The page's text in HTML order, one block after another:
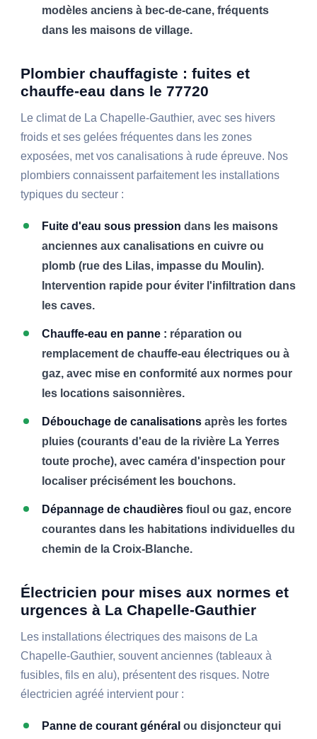
modèles anciens à bec-de-cane, fréquents
dans les maisons de village.
Plombier chauffagiste : fuites et
chauffe-eau dans le 77720
Le climat de La Chapelle-Gauthier, avec ses hivers
froids et ses gelées fréquentes dans les zones
exposées, met vos canalisations à rude épreuve. Nos
plombiers connaissent parfaitement les installations
typiques du secteur :
Fuite d'eau sous pression dans les maisons
anciennes aux canalisations en cuivre ou
plomb (rue des Lilas, impasse du Moulin).
Intervention rapide pour éviter l'infiltration dans
les caves.
Chauffe-eau en panne : réparation ou
remplacement de chauffe-eau électriques ou à
gaz, avec mise en conformité aux normes pour
les locations saisonnières.
Débouchage de canalisations après les fortes
pluies (courants d'eau de la rivière La Yerres
toute proche), avec caméra d'inspection pour
localiser précisément les bouchons.
Dépannage de chaudières fioul ou gaz, encore
courantes dans les habitations individuelles du
chemin de la Croix-Blanche.
Électricien pour mises aux normes et
urgences à La Chapelle-Gauthier
Les installations électriques des maisons de La
Chapelle-Gauthier, souvent anciennes (tableaux à
fusibles, fils en alu), présentent des risques. Notre
électricien agréé intervient pour :
Panne de courant général ou disjoncteur qui